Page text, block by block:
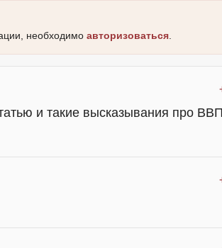
необходимо авторизоваться
и такие высказывания про